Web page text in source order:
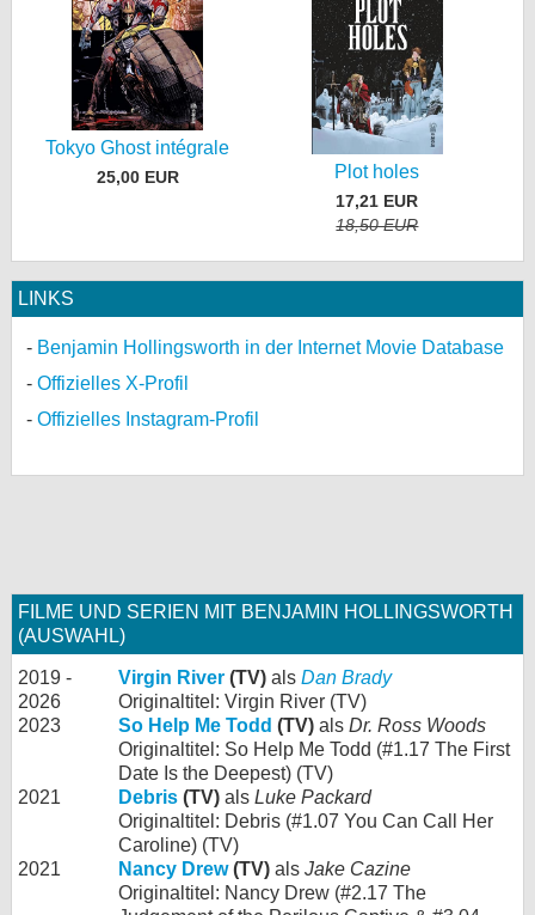
Tokyo Ghost intégrale
25,00 EUR Plot holes
17,21 EUR
18,50 EUR
LINKS
Benjamin Hollingsworth in der Internet Movie Database
Offizielles X-Profil
Offizielles Instagram-Profil
FILME UND SERIEN MIT BENJAMIN HOLLINGSWORTH
(AUSWAHL)
2019 -
2026
Virgin River (TV) als Dan Brady
Originaltitel: Virgin River (TV)
2023
So Help Me Todd (TV) als Dr. Ross Woods
Originaltitel: So Help Me Todd (#1.17 The First
Date Is the Deepest) (TV)
2021
Debris (TV) als Luke Packard
Originaltitel: Debris (#1.07 You Can Call Her
Caroline) (TV)
2021
Nancy Drew(TV) als Jake Cazine
Originaltitel: Nancy Drew (#2.17 The